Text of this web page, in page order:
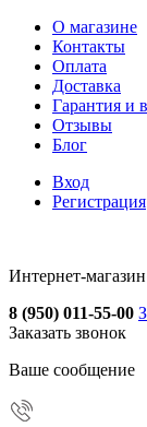
О магазине
Контакты
Оплата
Доставка
Гарантия и
Отзывы
Блог
Вход
Регистрация
Интернет-
8 (950) 011-55-00
Заказать звонок
Ваше сообщение